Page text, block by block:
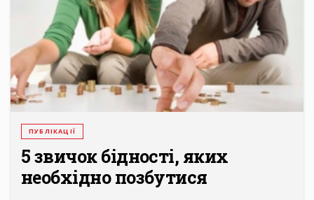
ПУБЛІКАЦІЇ
5 звичок бідності, яких
необхідно позбутися